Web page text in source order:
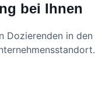
bei Ihnen
Dozierenden in den